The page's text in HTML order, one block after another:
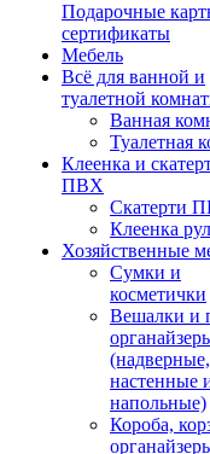
Подарочные
сертификаты
Мебель
Всё для ванной и
туалетной
Ванная
Туалетная
Клеенка и
ПВХ
Скатерти
Клеенка
Хозяйственные
Сумки и
косметички
Вешалки и
(надверные,
настенные
напольные)
Короба,